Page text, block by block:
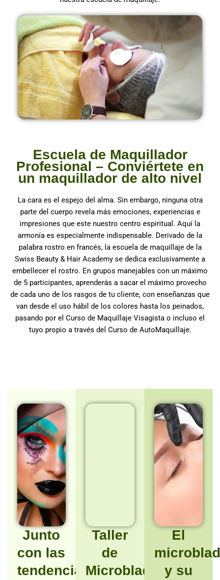
Escuela de Maquillador
Profesional – Conviértete en
un maquillador de alto nivel
La cara es el espejo del alma. Sin embargo, ninguna otra
parte del cuerpo revela más emociones, experiencias e
impresiones que este nuestro centro espiritual. Aquí la
armonía es especialmente indispensable. Derivado de la
palabra rostro en francés, la escuela de maquillaje de la
Swiss Beauty & Hair Academy se dedica exclusivamente a
embellecer el rostro. En grupos manejables con un máximo
de 5 participantes, aprenderás a sacar el máximo provecho
de cada uno de los rasgos de tu cliente, con enseñanzas que
van desde el uso hábil de los colores hasta los peinados,
pasando por el Curso de Maquillaje Visagista o incluso el
tuyo propio a través del Curso de AutoMaquillaje.
Junto
con las
tendencias
Taller
de
Microblading
El
y su